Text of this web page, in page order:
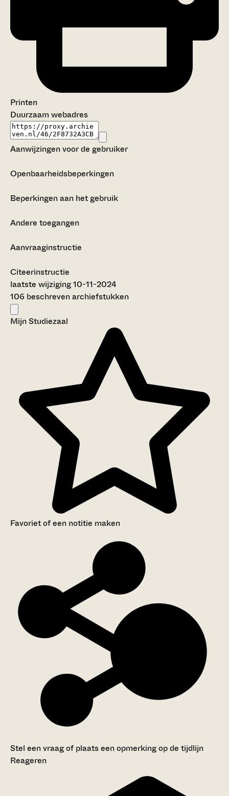
Printen
Duurzaam webadres
Aanwijzingen voor de gebruiker
Openbaarheidsbeperkingen
Beperkingen aan het gebruik
Andere toegangen
Aanvraaginstructie
Citeerinstructie
laatste wijziging 10-11-2024
106 beschreven archiefstukken
Mijn Studiezaal
Favoriet of een notitie maken
Stel een vraag of plaats een opmerking op de tijdlijn
Reageren